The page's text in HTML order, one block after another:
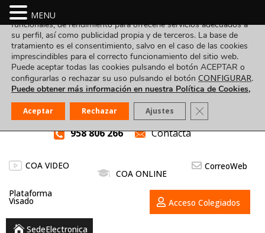
958 806 266 Contacta
COA VIDEO
COA ONLINE
CorreoWeb
Plataforma
Visado Acceso Colegiados
SedeElectronica
MENU
Utilizamos cookies propias y de terceros para fines analíticos,
funcionales, de rendimiento para ofrecerle servicios adecuados a
su perfil, así como publicidad propia y de terceros. La base de
tratamiento es el consentimiento, salvo en el caso de las cookies
imprescindibles para el correcto funcionamiento del sitio web.
Puede aceptar todas las cookies pulsando el botón ACEPTAR o
configurarlas o rechazar su uso pulsando el botón CONFIGURAR.
Puede obtener más información en nuestra Política de Cookies,
Aceptar Rechazar Ajustes Cerrar el banner